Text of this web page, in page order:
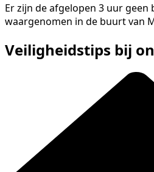
Er zijn de afgelopen 3 uur
waargenomen in de buurt van
Veiligheidstips bij